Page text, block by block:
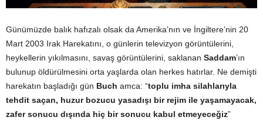
Günümüzde balık hafızalı olsak da Amerika’nın ve İngiltere’nin 20
Mart 2003 Irak Harekatını, o günlerin televizyon görüntülerini,
heykellerin yıkılmasını, savaş görüntülerini, saklanan Saddam’ın
bulunup öldürülmesini orta yaşlarda olan herkes hatırlar. Ne demişti
harekatın başladığı gün Buch amca: “toplu imha silahlarıyla
tehdit saçan, huzur bozucu yasadışı bir rejim ile yaşamayacak,
zafer sonucu dışında hiç bir sonucu kabul etmeyeceğiz”